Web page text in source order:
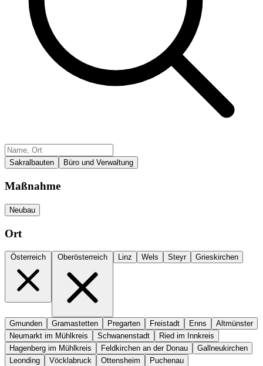
Sakralbauten Büro und Verwaltung
Maßnahme
Neubau
Ort
Österreich Oberösterreich Linz Wels Steyr Grieskirchen
Gmunden Gramastetten Pregarten Freistadt Enns
Altmünster
Neumarkt im Mühlkreis
Schwanenstadt
Ried im Innkreis
Hagenberg im Mühlkreis
Feldkirchen an der Donau
Gallneukirchen
Leonding
Vöcklabruck Ottensheim
Puchenau